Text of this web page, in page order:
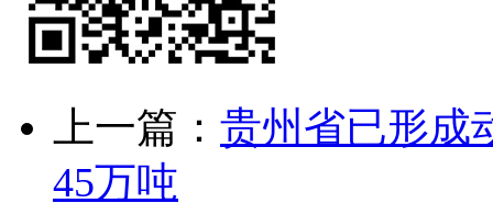
上一篇： 贵州省已形成
45万吨